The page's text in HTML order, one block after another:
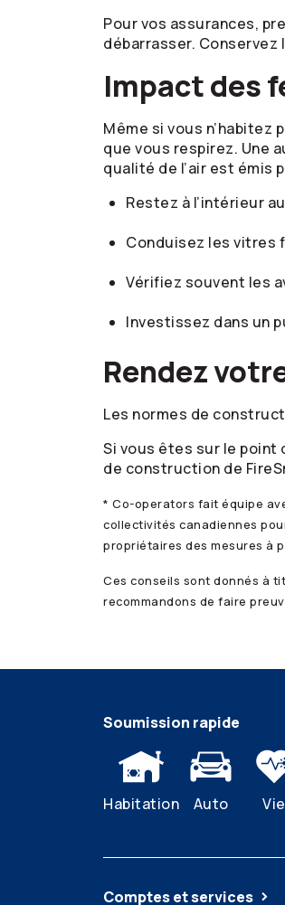
Pour vos assurances,
débarrasser. Conservez
Impact des
Même si vous
que vous respirez. Une
qualité de l’air est émis
Restez à l’intérieur
Conduisez les vitres
Vérifiez souvent les
Investissez dans un
Rendez
Les normes de
Si vous êtes sur le
de construction de
* Co-operators fait équipe
collectivités canadiennes
propriétaires des mesures à
Ces conseils sont donnés à
recommandons de faire
Soumission rapide
Habitation Auto Vie
Comptes et services